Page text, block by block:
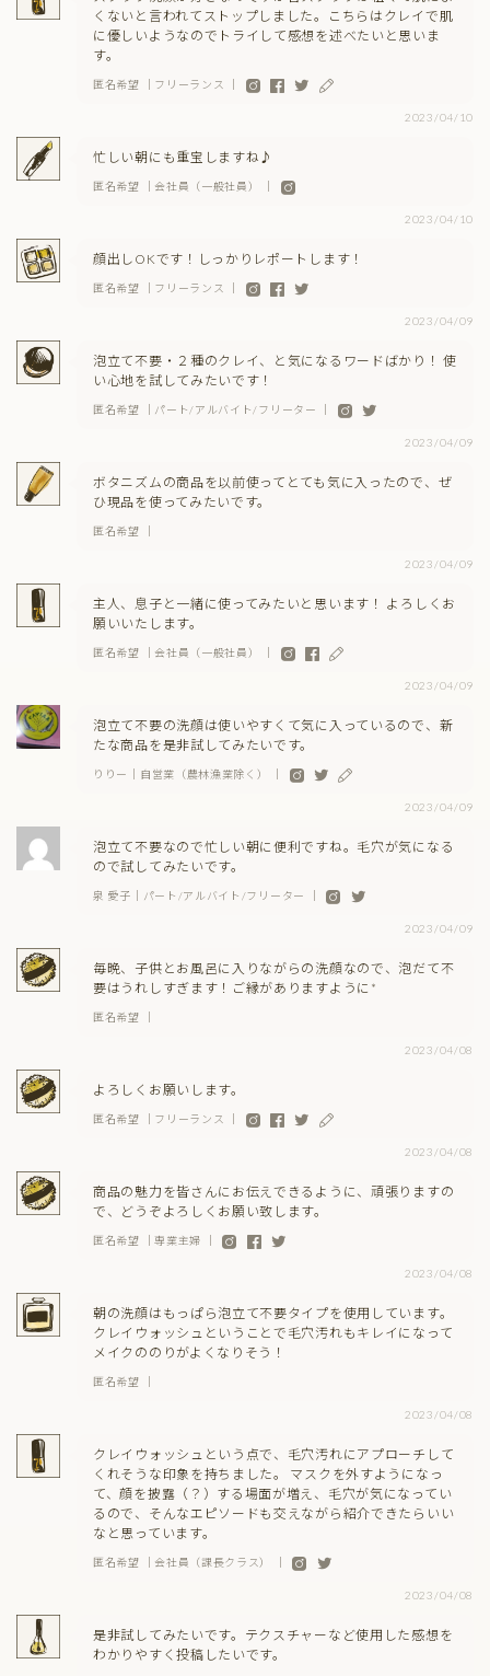
くないと言われてストップしました。こちらはクレイで肌
に優しいようなのでトライして感想を述べたいと思いま
す。
匿名希望 ｜フリーランス ｜
2023/04/10
忙しい朝にも重宝しますね♪
匿名希望 ｜会社員（一般社員） ｜
2023/04/10
顔出しOKです！しっかりレポートします！
匿名希望 ｜フリーランス ｜
2023/04/09
泡立て不要・２種のクレイ、と気になるワードばかり！ 使
い心地を試してみたいです！
匿名希望 ｜パート/アルバイト/フリーター ｜
2023/04/09
ボタニズムの商品を以前使ってとても気に入ったので、ぜ
ひ現品を使ってみたいです。
匿名希望 ｜
2023/04/09
主人、息子と一緒に使ってみたいと思います！ よろしくお
願いいたします。
匿名希望 ｜会社員（一般社員） ｜
2023/04/09
泡立て不要の洗顔は使いやすくて気に入っているので、新
たな商品を是非試してみたいです。
りりー｜自営業（農林漁業除く） ｜
2023/04/09
泡立て不要なので忙しい朝に便利ですね。毛穴が気になる
ので試してみたいです。
泉 愛子｜パート/アルバイト/フリーター ｜
2023/04/09
毎晩、子供とお風呂に入りながらの洗顔なので、泡だて不
要はうれしすぎます！ご縁がありますように*
匿名希望 ｜
2023/04/08
よろしくお願いします。
匿名希望 ｜フリーランス ｜
2023/04/08
商品の魅力を皆さんにお伝えできるように、頑張りますの
で、どうぞよろしくお願い致します。
匿名希望 ｜専業主婦 ｜
2023/04/08
朝の洗顔はもっぱら泡立て不要タイプを使用しています。
クレイウォッシュということで毛穴汚れもキレイになって
メイクののりがよくなりそう！
匿名希望 ｜
2023/04/08
クレイウォッシュという点で、毛穴汚れにアプローチして
くれそうな印象を持ちました。 マスクを外すようになっ
て、顔を披露（？）する場面が増え、毛穴が気になってい
るので、そんなエピソードも交えながら紹介できたらいい
なと思っています。
匿名希望 ｜会社員（課長クラス） ｜
2023/04/08
是非試してみたいです。テクスチャーなど使用した感想を
わかりやすく投稿したいです。